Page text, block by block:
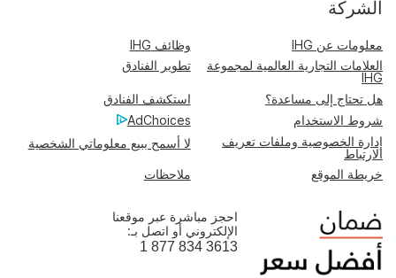
الشركة
معلومات عن IHG
وظائف IHG
العلامات التجارية العالمية لمجموعة
IHG
تطوير الفنادق
هل تحتاج إلى مساعدة؟
استكشف الفنادق
شروط الاستخدام
AdChoices
إدارة الخصوصية وملفات تعريف
الارتباط
لا أسمح ببيع معلوماتي الشخصية
خريطة الموقع ملاحظات
احجز مباشرة عبر موقعنا
الإلكتروني أو اتصل بـ:
1 877 834 3613